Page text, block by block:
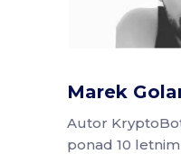
Marek
Autor
ponad 10